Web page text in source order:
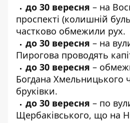
до 30 вересня – на
проспекті (колишній
частково обмежили рух.
до 30 вересня – на
Пирогова проводять
до 30 вересня –
Богдана Хмельницького
бруківки.
до 30 вересня – по
Щербаківського, що на